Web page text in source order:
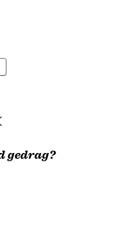
gedrag?